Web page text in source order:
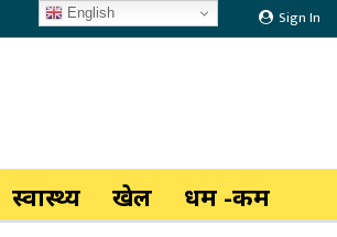
Sign In
स्वास्थ्य खेल धर्म -कर्म
English